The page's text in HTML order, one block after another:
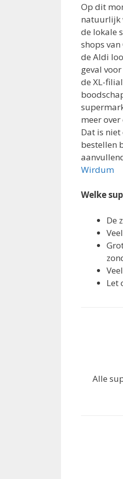
Op dit
natuurlijk
de lokale
shops
de Aldi
geval
de XL-
meer
Dat is
bestellen
Wirdum
Welke
De
Let
Alle